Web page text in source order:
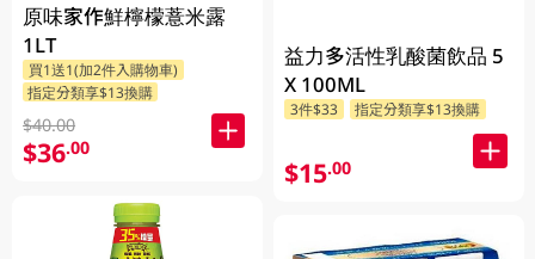
原味家作鮮檸檬薏米露
1LT
買1送1(加2件入購物車)
指定分類享$13換購
$40.00
$36.00
益力多活性乳酸菌飲品 5
X 100ML
3件$33 指定分類享$13換購
$15.00